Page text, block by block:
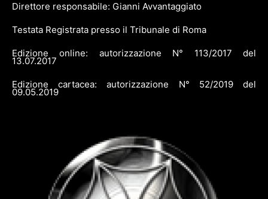
Direttore responsabile: Gianni Avvantaggiato
Testata Registrata presso il Tribunale di Roma
Edizione online: autorizzazione N° 113/2017 del
13.07.2017
Edizione cartacea: autorizzazione N° 52/2019 del
09.05.2019